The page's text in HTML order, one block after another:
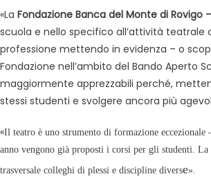
«La Fondazione Banca del Monte di Rovigo –
scuola e nello specifico all’attività
professione mettendo in evidenza – o
Fondazione nell’ambito del Bando Aperto
maggiormente apprezzabili perché,
stessi studenti e svolgere ancora più
«Il teatro è uno strumento di formazione eccezionale
anno vengono già proposti i corsi per gli studenti.
trasversale colleghi di plessi e discipline diverse».